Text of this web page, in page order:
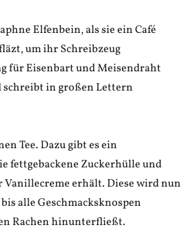
Elfenbein, als sie ein Café
um ihr Schreibzeug
für Eisenbart und Meisendraht
schreibt in großen Lettern
Tee. Dazu gibt es ein
fettgebackene Zuckerhülle und
erhält. Diese wird nun
alle Geschmacksknospen
Rachen hinunterfließt.